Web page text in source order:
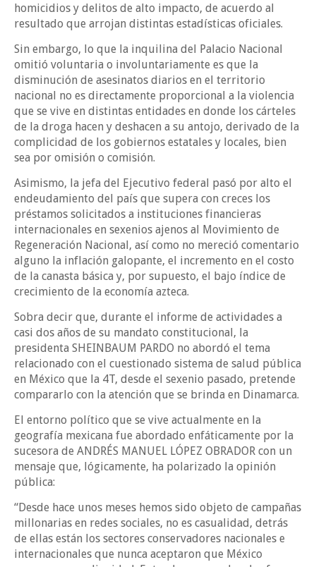
homicidios y delitos de alto impacto, de acuerdo al
resultado que arrojan distintas estadísticas oficiales.
Sin embargo, lo que la inquilina del Palacio Nacional
omitió voluntaria o involuntariamente es que la
disminución de asesinatos diarios en el territorio
nacional no es directamente proporcional a la violencia
que se vive en distintas entidades en donde los cárteles
de la droga hacen y deshacen a su antojo, derivado de la
complicidad de los gobiernos estatales y locales, bien
sea por omisión o comisión.
Asimismo, la jefa del Ejecutivo federal pasó por alto el
endeudamiento del país que supera con creces los
préstamos solicitados a instituciones financieras
internacionales en sexenios ajenos al Movimiento de
Regeneración Nacional, así como no mereció comentario
alguno la inflación galopante, el incremento en el costo
de la canasta básica y, por supuesto, el bajo índice de
crecimiento de la economía azteca.
Sobra decir que, durante el informe de actividades a
casi dos años de su mandato constitucional, la
presidenta SHEINBAUM PARDO no abordó el tema
relacionado con el cuestionado sistema de salud pública
en México que la 4T, desde el sexenio pasado, pretende
compararlo con la atención que se brinda en Dinamarca.
El entorno político que se vive actualmente en la
geografía mexicana fue abordado enfáticamente por la
sucesora de ANDRÉS MANUEL LÓPEZ OBRADOR con un
mensaje que, lógicamente, ha polarizado la opinión
pública:
“Desde hace unos meses hemos sido objeto de campañas
millonarias en redes sociales, no es casualidad, detrás
de ellas están los sectores conservadores nacionales e
internacionales que nunca aceptaron que México